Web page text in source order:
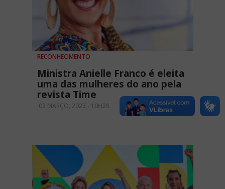
RECONHECIMENTO
Ministra Anielle Franco é eleita
uma das mulheres do ano pela
revista Time
03 MARÇO, 2023 - 10H28